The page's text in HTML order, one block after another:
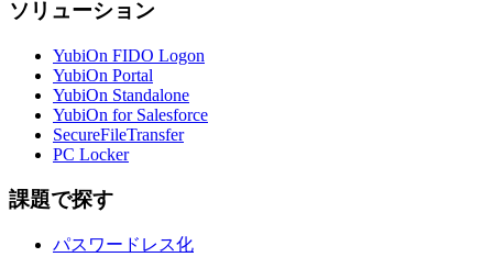
ソリューション
YubiOn FIDO Logon
YubiOn Portal
YubiOn Standalone
YubiOn for Salesforce
SecureFileTransfer
PC Locker
課題で探す
パスワードレス化